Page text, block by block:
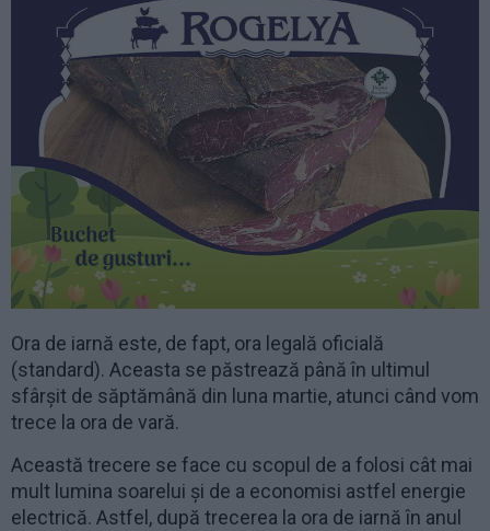
Ora de iarnă este, de fapt, ora legală oficială
(standard). Aceasta se păstrează până în ultimul
sfârșit de săptămână din luna martie, atunci când vom
trece la ora de vară.
Această trecere se face cu scopul de a folosi cât mai
mult lumina soarelui și de a economisi astfel energie
electrică. Astfel, după trecerea la ora de iarnă în anul